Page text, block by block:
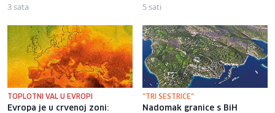
3 sata 5 sati
TOPLOTNI VAL U EVROPI
Evropa je u crvenoj zoni:
"TRI SESTRICE"
Nadomak granice s BiH